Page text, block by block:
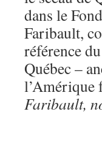
dans le
Faribault,
référence
Québec –
l’Amérique
Faribault,